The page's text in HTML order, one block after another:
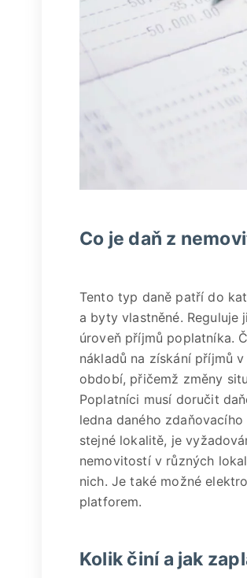
Co je daň z
Tento typ daně patří do
a byty vlastněné. Reguluje ji
úroveň příjmů poplatníka.
nákladů na získání příjmů
období, přičemž změny
Poplatníci musí doručit
ledna daného
stejné lokalitě, je
nemovitostí v různých
nich. Je také možné
platforem.
Kolik činí a jak